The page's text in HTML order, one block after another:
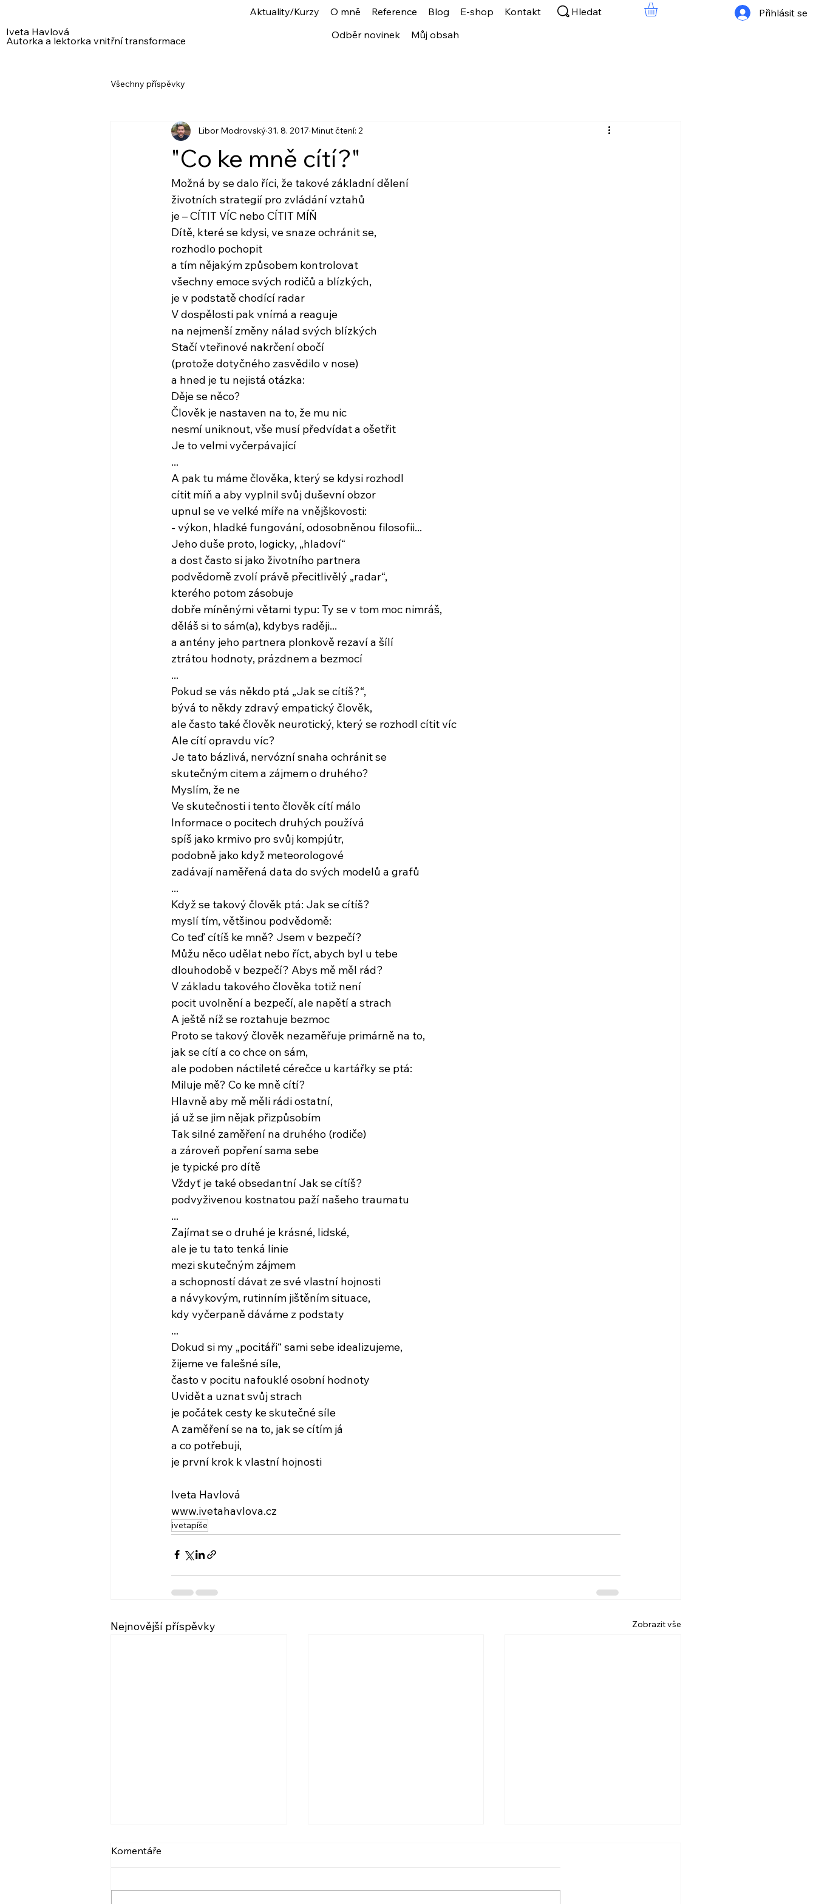
Iveta Havlová
Autorka a lektorka vnitřní transformace
Aktuality/Kurzy O mně Reference Blog E-shop
Kontakt
Odběr novinek
Můj obsah
Přihlásit se
Hledat
Všechny příspěvky
"Co ke mně cítí?"
Libor Modrovský 31. 8. 2017 Minut čtení: 2
Možná by se dalo říci, že takové základní dělení
životních strategií pro zvládání vztahů
je – CÍTIT VÍC nebo CÍTIT MÍŇ
Dítě, které se kdysi, ve snaze ochránit se,
rozhodlo pochopit
a tím nějakým způsobem kontrolovat
všechny emoce svých rodičů a blízkých,
je v podstatě chodící radar
V dospělosti pak vnímá a reaguje
na nejmenší změny nálad svých blízkých
Stačí vteřinové nakrčení obočí
(protože dotyčného zasvědilo v nose)
a hned je tu nejistá otázka:
Děje se něco?
Člověk je nastaven na to, že mu nic
nesmí uniknout, vše musí předvídat a ošetřit
Je to velmi vyčerpávající
...
A pak tu máme člověka, který se kdysi rozhodl
cítit míň a aby vyplnil svůj duševní obzor
upnul se ve velké míře na vnějškovosti:
- výkon, hladké fungování, odosobněnou filosofii...
Jeho duše proto, logicky, „hladoví“
a dost často si jako životního partnera
podvědomě zvolí právě přecitlivělý „radar“,
kterého potom zásobuje
dobře míněnými větami typu: Ty se v tom moc nimráš,
děláš si to sám(a), kdybys raději...
a antény jeho partnera plonkově rezaví a šílí
ztrátou hodnoty, prázdnem a bezmocí
...
Pokud se vás někdo ptá „Jak se cítíš?“,
bývá to někdy zdravý empatický člověk,
ale často také člověk neurotický, který se rozhodl cítit víc
Ale cítí opravdu víc?
Je tato bázlivá, nervózní snaha ochránit se
skutečným citem a zájmem o druhého?
Myslím, že ne
Ve skutečnosti i tento člověk cítí málo
Informace o pocitech druhých používá
spíš jako krmivo pro svůj kompjútr,
podobně jako když meteorologové
zadávají naměřená data do svých modelů a grafů
...
Když se takový člověk ptá: Jak se cítíš?
myslí tím, většinou podvědomě:
Co teď cítíš ke mně? Jsem v bezpečí?
Můžu něco udělat nebo říct, abych byl u tebe
dlouhodobě v bezpečí? Abys mě měl rád?
V základu takového člověka totiž není
pocit uvolnění a bezpečí, ale napětí a strach
A ještě níž se roztahuje bezmoc
Proto se takový člověk nezaměřuje primárně na to,
jak se cítí a co chce on sám,
ale podoben náctileté cérečce u kartářky se ptá:
Miluje mě? Co ke mně cítí?
Hlavně aby mě měli rádi ostatní,
já už se jim nějak přizpůsobím
Tak silné zaměření na druhého (rodiče)
a zároveň popření sama sebe
je typické pro dítě
Vždyť je také obsedantní Jak se cítíš?
podvyživenou kostnatou paží našeho traumatu
...
Zajímat se o druhé je krásné, lidské,
ale je tu tato tenká linie
mezi skutečným zájmem
a schopností dávat ze své vlastní hojnosti
a návykovým, rutinním jištěním situace,
kdy vyčerpaně dáváme z podstaty
...
Dokud si my „pocitáři“ sami sebe idealizujeme,
žijeme ve falešné síle,
často v pocitu nafouklé osobní hodnoty
Uvidět a uznat svůj strach
je počátek cesty ke skutečné síle
A zaměření se na to, jak se cítím já
a co potřebuji,
je první krok k vlastní hojnosti
Iveta Havlová
www.ivetahavlova.cz
ivetapíše
Nejnovější příspěvky Zobrazit vše
VIDEO: NARCIS A
Komentáře